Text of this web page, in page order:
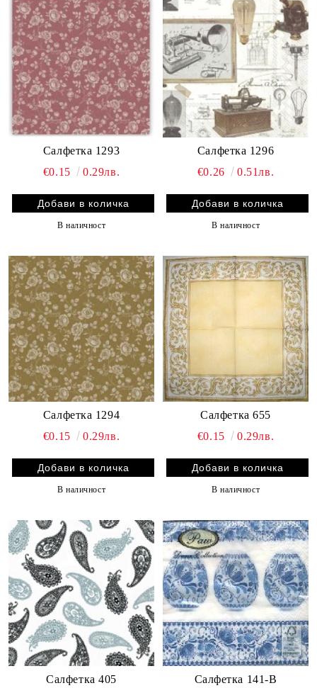
Салфетка 1293
€0.15
0.29лв.
В наличност
Салфетка 1296
€0.26
0.51лв.
В наличност
Салфетка 1294
€0.15
0.29лв.
В наличност
Салфетка 655
€0.15
0.29лв.
В наличност
Салфетка 405 Салфетка 141-B